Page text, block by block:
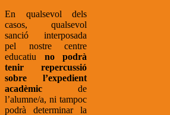
En qualsevol dels
casos, qualsevol
sanció interposada
pel nostre centre
educatiu no podrà
tenir repercussió
sobre l’expedient
acadèmic de
l’alumne/a, ni tampoc
podrà determinar la